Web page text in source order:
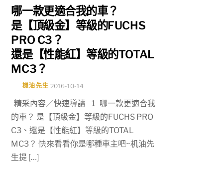
哪一款更適合我的車？
是【頂級金】等級的FUCHS
PRO C3？
還是【性能紅】等級的TOTAL
MC3？
機油先生 2016-10-14
精采內容／快速導讀 1 哪一款更適合我
的車？ 是【頂級金】等級的FUCHS PRO
C3、還是【性能紅】等級的TOTAL
MC3？ 快來看看你是哪種車主吧~机油先
生提 […]